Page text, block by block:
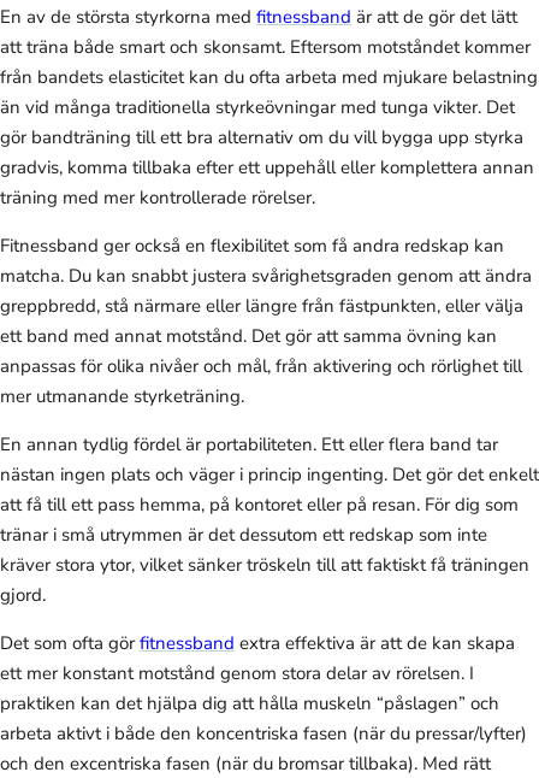
En av de största styrkorna med fitnessband är att de gör det lätt
att träna både smart och skonsamt. Eftersom motståndet kommer
från bandets elasticitet kan du ofta arbeta med mjukare belastning
än vid många traditionella styrkeövningar med tunga vikter. Det
gör bandträning till ett bra alternativ om du vill bygga upp styrka
gradvis, komma tillbaka efter ett uppehåll eller komplettera annan
träning med mer kontrollerade rörelser.
Fitnessband ger också en flexibilitet som få andra redskap kan
matcha. Du kan snabbt justera svårighetsgraden genom att ändra
greppbredd, stå närmare eller längre från fästpunkten, eller välja
ett band med annat motstånd. Det gör att samma övning kan
anpassas för olika nivåer och mål, från aktivering och rörlighet till
mer utmanande styrketräning.
En annan tydlig fördel är portabiliteten. Ett eller flera band tar
nästan ingen plats och väger i princip ingenting. Det gör det enkelt
att få till ett pass hemma, på kontoret eller på resan. För dig som
tränar i små utrymmen är det dessutom ett redskap som inte
kräver stora ytor, vilket sänker tröskeln till att faktiskt få träningen
gjord.
Det som ofta görfitnessband extra effektiva är att de kan skapa
ett mer konstant motstånd genom stora delar av rörelsen. I
praktiken kan det hjälpa dig att hålla muskeln “påslagen” och
arbeta aktivt i både den koncentriska fasen (när du pressar/lyfter)
och den excentriska fasen (när du bromsar tillbaka). Med rätt